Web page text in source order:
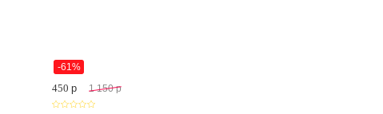
-61%
450 p 1 150 p